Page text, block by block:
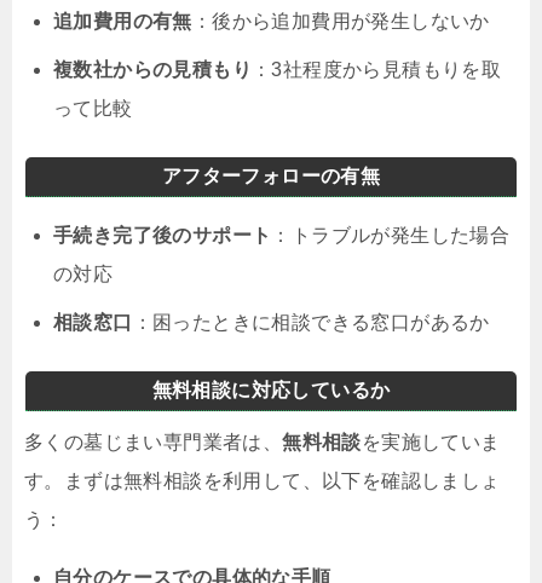
追加費用の有無 ：後から追加費用が発生しないか
複数社からの見積もり ：3社程度から見積もりを取
って比較
アフターフォローの有無
手続き完了後のサポート ：トラブルが発生した場合
の対応
相談窓口 ：困ったときに相談できる窓口があるか
無料相談に対応しているか
多くの墓じまい専門業者は、無料相談を実施していま
す。まずは無料相談を利用して、以下を確認しましょ
う：
自分のケースでの具体的な手順